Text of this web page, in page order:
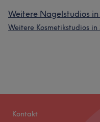
Weitere Nagelstudios
Weitere Kosmetikstudios
Kontakt